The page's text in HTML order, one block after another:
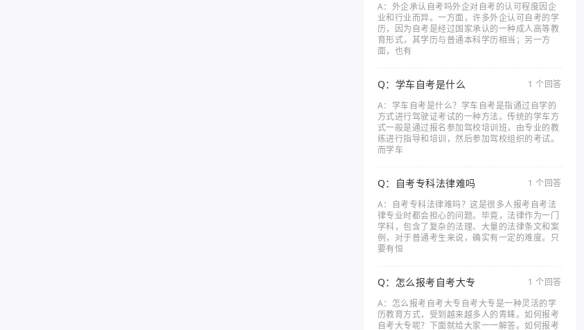
A：外企承认自考吗外企对自考的认可程度因企
业和行业而异。一方面，许多外企认可自考的学
历，因为自考是经过国家承认的一种成人高等教
育形式，其学历与普通本科学历相当；另一方
面，也有
Q：学车自考是什么
1 个回答
A：学车自考是什么？学车自考是指通过自学的
方式进行驾驶证考试的一种方法。传统的学车方
式一般是通过报名参加驾校培训班，由专业的教
练进行指导和培训，然后参加驾校组织的考试。
而学车
Q：自考专科法律难吗
1 个回答
A：自考专科法律难吗？这是很多人报考自考法
律专业时都会担心的问题。毕竟，法律作为一门
学科，包含了复杂的法理、大量的法律条文和案
例，对于普通考生来说，确实有一定的难度。只
要有恒
Q：怎么报考自考大专
1 个回答
A：怎么报考自考大专自考大专是一种灵活的学
历教育方式，受到越来越多人的青睐。如何报考
自考大专呢？下面就给大家一一解答。如何报考